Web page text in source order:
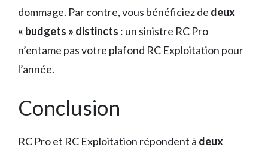
dommage. Par contre, vous bénéficiez de deux
« budgets » distincts : un sinistre RC Pro
n’entame pas votre plafond RC Exploitation pour
l’année.
Conclusion
RC Pro et RC Exploitation répondent à deux